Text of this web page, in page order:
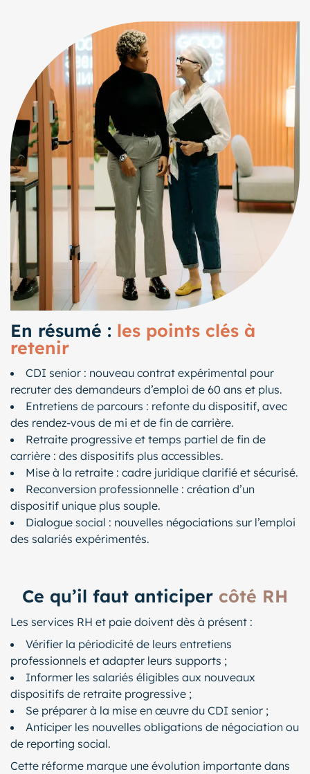
En résumé : les points clés à
retenir
CDI senior : nouveau contrat expérimental pour
recruter des demandeurs d’emploi de 60 ans et plus.
Entretiens de parcours : refonte du dispositif, avec
des rendez-vous de mi et de fin de carrière.
Retraite progressive et temps partiel de fin de
carrière : des dispositifs plus accessibles.
Mise à la retraite : cadre juridique clarifié et sécurisé.
Reconversion professionnelle : création d’un
dispositif unique plus souple.
Dialogue social : nouvelles négociations sur l’emploi
des salariés expérimentés.
Ce qu’il faut anticiper côté RH
Les services RH et paie doivent dès à présent :
Vérifier la périodicité de leurs entretiens
professionnels et adapter leurs supports ;
Informer les salariés éligibles aux nouveaux
dispositifs de retraite progressive ;
Se préparer à la mise en œuvre du CDI senior ;
Anticiper les nouvelles obligations de négociation ou
de reporting social.
Cette réforme marque une évolution importante dans